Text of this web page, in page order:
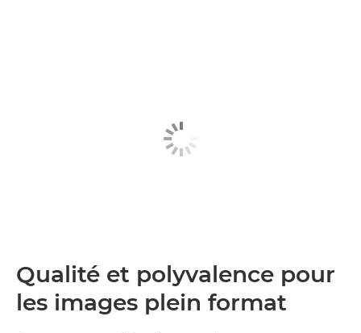
Qualité et polyvalence pour
les images plein format